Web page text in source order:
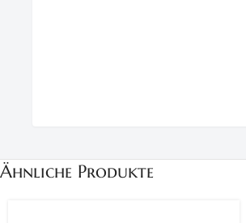
Ähnliche Produkte